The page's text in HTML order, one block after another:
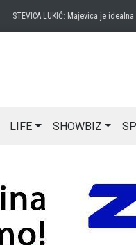
STEVICA LUKIĆ: Majevica je idealna
LIFE SHOWBIZ